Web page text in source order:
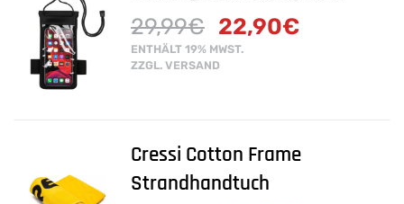
29,99€ 22,90€
ENTHÄLT 19% MWST.
ZZGL. VERSAND
Cressi Cotton Frame
Strandhandtuch